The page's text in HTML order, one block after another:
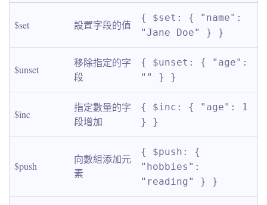
$set 設置字段的值
{ $set: { "name":
"Jane Doe" } }
$unset
移除指定的字
段
{ $unset: { "age":
"" } }
$inc
指定數量的字
段增加
{ $inc: { "age": 1
} }
$push
向數組添加元
素
{ $push: {
"hobbies":
"reading" } }